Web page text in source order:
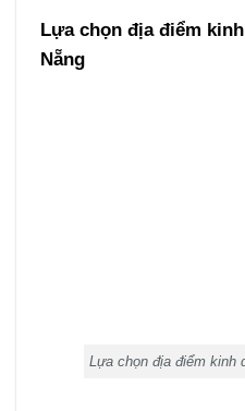
Lựa chọn địa điểm
Nẵng
Lựa chọn địa điểm kinh